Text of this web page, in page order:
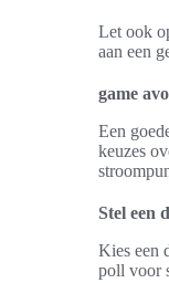
Let ook
aan een
game
Een
keuzes
Stel een
Kies een
poll voor